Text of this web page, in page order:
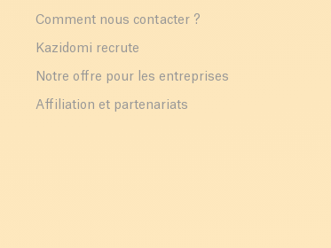
Comment nous contacter ?
Kazidomi recrute
Notre offre pour les entreprises
Affiliation et partenariats